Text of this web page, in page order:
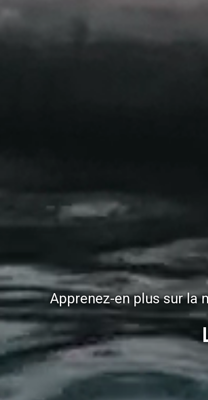
Apprenez-en plus sur la